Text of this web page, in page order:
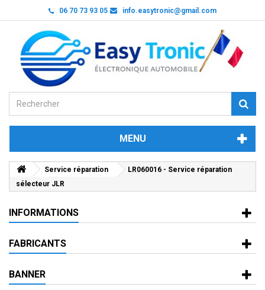
06 70 73 93 05 info.easytronic@gmail.com
MENU
Service réparation
LR060016 - Service réparation
sélecteur JLR
INFORMATIONS
FABRICANTS
BANNER